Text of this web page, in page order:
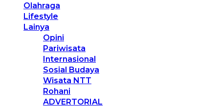
Olahraga
Lifestyle
Lainya
Opini
Pariwisata
Internasional
Sosial Budaya
Wisata NTT
Rohani
ADVERTORIAL